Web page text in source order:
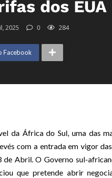
dos EUA
2025 0 284
Facebook
da África do Sul, uma das
com a entrada em vigor
de Abril. O Governo sul-
que pretende abrir